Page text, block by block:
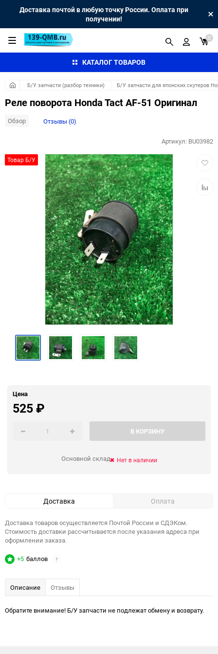
Доставка почтой в любую точку России. Оплата при
получении!
КАТАЛОГ ТОВАРОВ
0
Б/У запчасти (разбор техники) Б/У запчасти для японских скутеров
Реле поворота Honda Tact AF-51 Оригинал
Обзор Отзывы (0)
Товар Б/У
Артикул: BU03982
Цена
525₽
В КОРЗИНУ
Основной склад Нет в наличии
Доставка Оплата
Доставка товаров осуществляется Почтой России и СДЭКом.
Стоимость доставки рассчитывается после указания адреса при
оформлении заказа.
+5 баллов ?
Описание Отзывы
Обратите внимание! Б/У запчасти не подлежат обмену и возврату.